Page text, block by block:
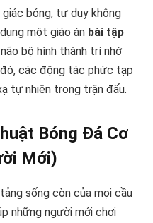
bóng, tư duy không
một giáo án bài tập
bộ hình thành trí nhớ
các động tác phức tạp
tự nhiên trong trận đấu.
Bóng Đá Cơ
Mới)
sống còn của mọi cầu
những người mới chơi